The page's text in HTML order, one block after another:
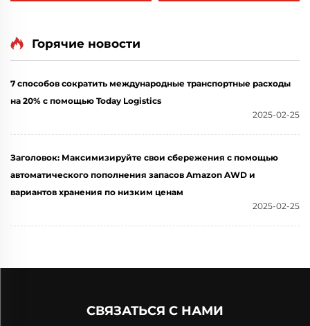
Горячие новости
7 способов сократить международные транспортные расходы
на 20% с помощью Today Logistics
2025-02-25
Заголовок: Максимизируйте свои сбережения с помощью
автоматического пополнения запасов Amazon AWD и
вариантов хранения по низким ценам
2025-02-25
СВЯЗАТЬСЯ С НАМИ